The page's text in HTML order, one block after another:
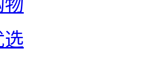
物
选